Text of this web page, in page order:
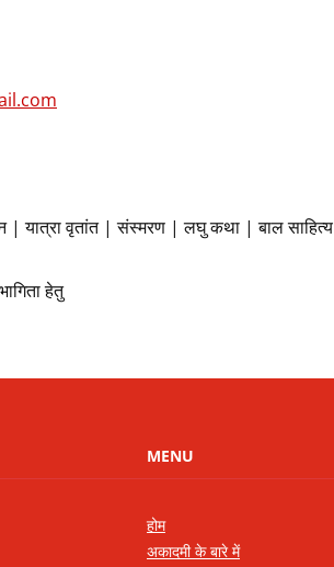
| यात्रा वृतांत | संस्मरण | लघु कथा | बाल साहित्य
हेतु
MENU
होम
अकादमी के बारे में